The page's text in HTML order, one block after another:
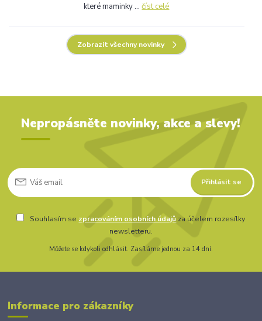
které maminky ...číst celé
Zobrazit všechny novinky
Nepropásněte novinky, akce a slevy!
Přihlásit se
Souhlasím se zpracováním osobních údajů za účelem rozesílky
newsletteru.
Můžete se kdykoli odhlásit. Zasíláme jednou za 14 dní.
Informace pro zákazníky